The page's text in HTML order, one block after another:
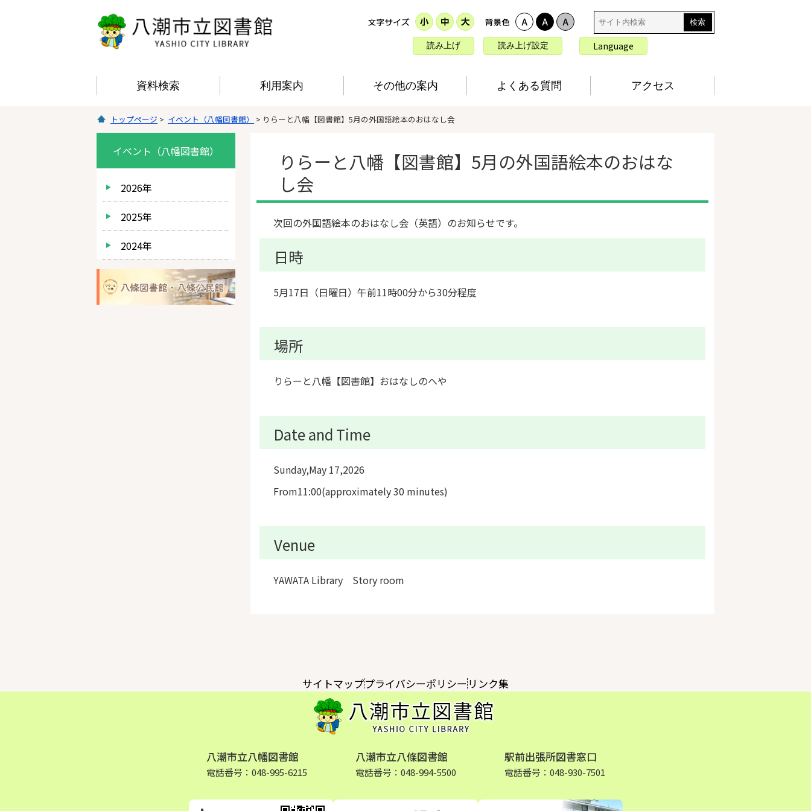
サ
イ
ト
内
読み上げ 読み上げ設定
言
語
Language
資料検索 利用案内 その他の案内 よくある質問 アクセス
トップページ > イベント（八幡図書館） > りらーと八幡【図書館】5月の外国語絵本のおはなし会
りらーと八幡【図書館】5月の外国語絵本のおはな
し会
次回の外国語絵本のおはなし会（英語）のお知らせです。
日時
5月17日（日曜日）午前11時00分から30分程度
場所
りらーと八幡【図書館】おはなしのへや
Date and Time
Sunday,May 17,2026
From11:00(approximately 30 minutes)
Venue
YAWATA Library Story room
イベント（八幡図書館）
2026年
2025年
2024年
サイトマッププライバシーポリシー リンク集
八潮市立八幡図書館
電話番号：048-995-6215
八潮市立八條図書館
電話番号：048-994-5500
駅前出張所図書窓口
電話番号：048-930-7501